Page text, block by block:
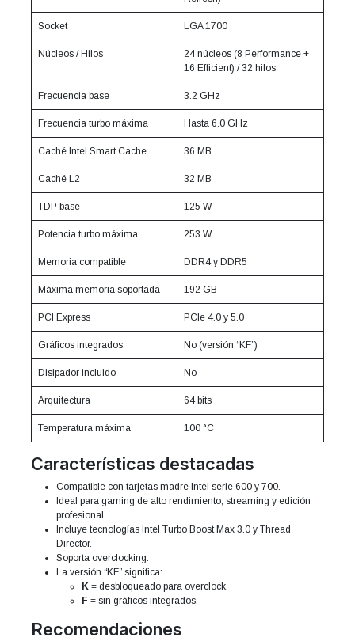
Socket LGA 1700
Núcleos / Hilos
24 núcleos (8 Performance +
16 Efficient) / 32 hilos
Frecuencia base 3.2 GHz
Frecuencia turbo máxima Hasta 6.0 GHz
Caché Intel Smart Cache 36 MB
Caché L2 32 MB
TDP base 125 W
Potencia turbo máxima 253 W
Memoria compatible DDR4 y DDR5
Máxima memoria soportada 192 GB
PCI Express PCIe 4.0 y 5.0
Gráficos integrados No (versión “KF”)
Disipador incluido No
Arquitectura 64 bits
Temperatura máxima 100 °C
Características destacadas
Compatible con tarjetas madre Intel serie 600 y 700.
Ideal para gaming de alto rendimiento, streaming y edición
profesional.
Incluye tecnologías Intel Turbo Boost Max 3.0 y Thread
Director.
Soporta overclocking.
La versión “KF” significa:
K = desbloqueado para overclock.
F = sin gráficos integrados.
Recomendaciones